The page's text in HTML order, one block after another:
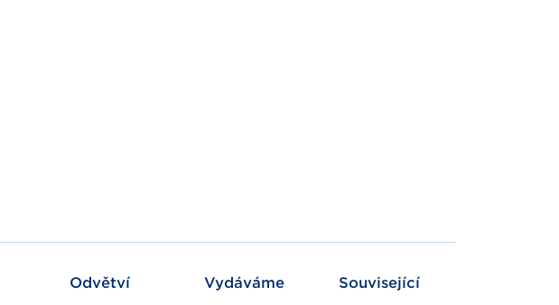
Odvětví Vydáváme Související